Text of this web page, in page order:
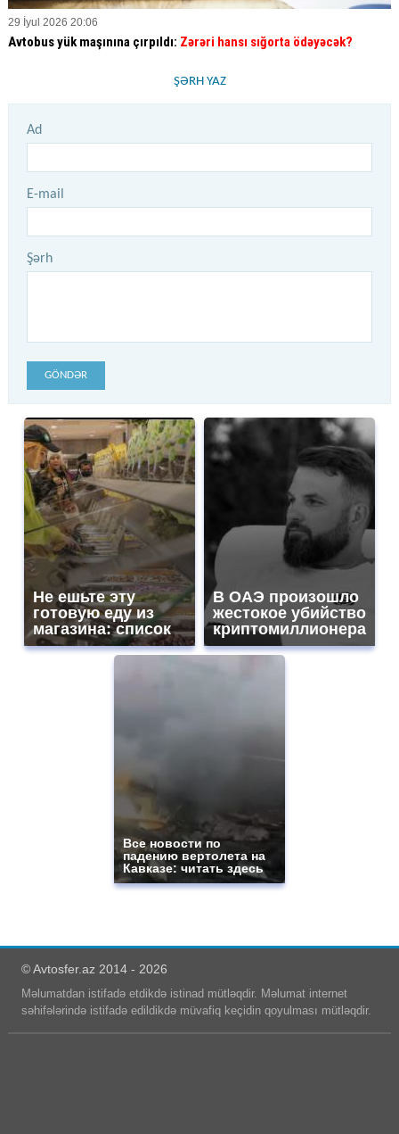
29 İyul 2026 20:06
Avtobus yük maşınına çırpıldı: Zərəri hansı sığorta ödəyəcək?
ŞƏRH YAZ
Ad
E-mail
Şərh
GÖNDƏR
Не ешьте эту
готовую еду из
магазина: список
В ОАЭ произошло
жестокое убийство
криптомиллионера
Все новости по
падению вертолета на
Кавказе: читать здесь
© Avtosfer.az 2014 - 2026
Məlumatdan istifadə etdikdə istinad mütləqdir. Məlumat internet
səhifələrində istifadə edildikdə müvafiq keçidin qoyulması mütləqdir.